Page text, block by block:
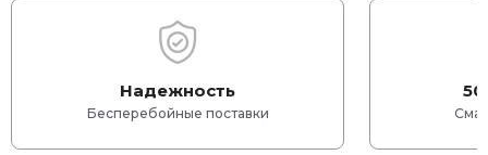
Надежность
Бесперебойные поставки